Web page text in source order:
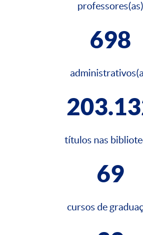
professores(as)
698
títulos nas
69
cursos de